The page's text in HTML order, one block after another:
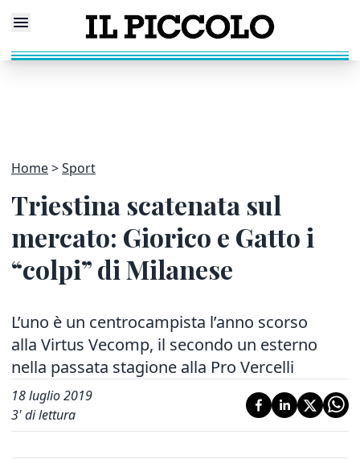
Home Sport
Triestina scatenata sul
mercato: Giorico e Gatto i
“colpi” di Milanese
L’uno è un centrocampista l’anno scorso
alla Virtus Vecomp, il secondo un esterno
nella passata stagione alla Pro Vercelli
18 luglio 2019
3' di lettura